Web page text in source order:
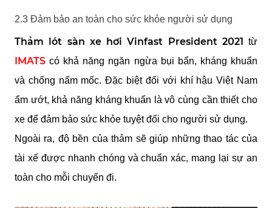
2.3 Đảm bảo an toàn cho sức khỏe người sử dụng
Thảm lót sàn xe hơi Vinfast President 2021
IMATS có khả năng ngăn ngừa bụi bẩn, kháng khuẩn
và chống nấm mốc. Đặc biệt đối với khí hậu Việt Nam
ẩm ướt, khả năng kháng khuẩn là vô cùng cần thiết cho
xe để đảm bảo sức khỏe tuyệt đối cho người sử dụng.
Ngoài ra, độ bền của thảm sẽ giúp những thao tác của
tài xế được nhanh chóng và chuẩn xác, mang lại sự an
toàn cho mỗi chuyến đi.